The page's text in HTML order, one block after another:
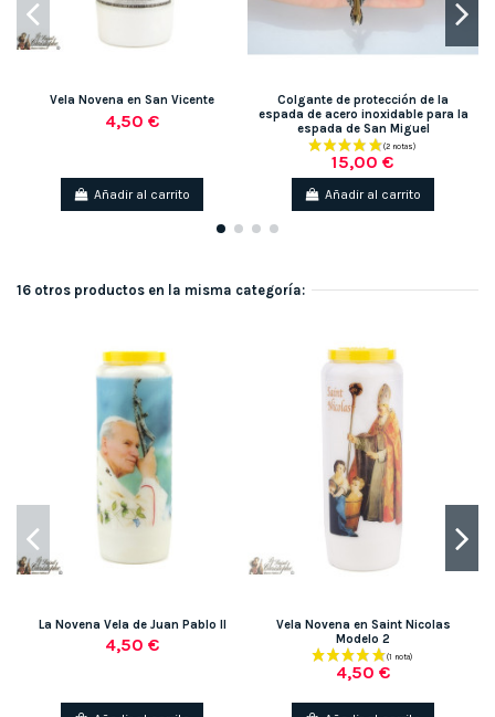
Vela Novena en San Vicente
4,50 €
Añadir al carrito
Colgante de protección de la
espada de acero inoxidable para la
espada de San Miguel
15,00 €
Añadir al carrito
16 otros productos en la misma categoría:
La Novena Vela de Juan Pablo II
4,50 €
Vela Novena en Saint Nicolas
Modelo 2
4,50 €